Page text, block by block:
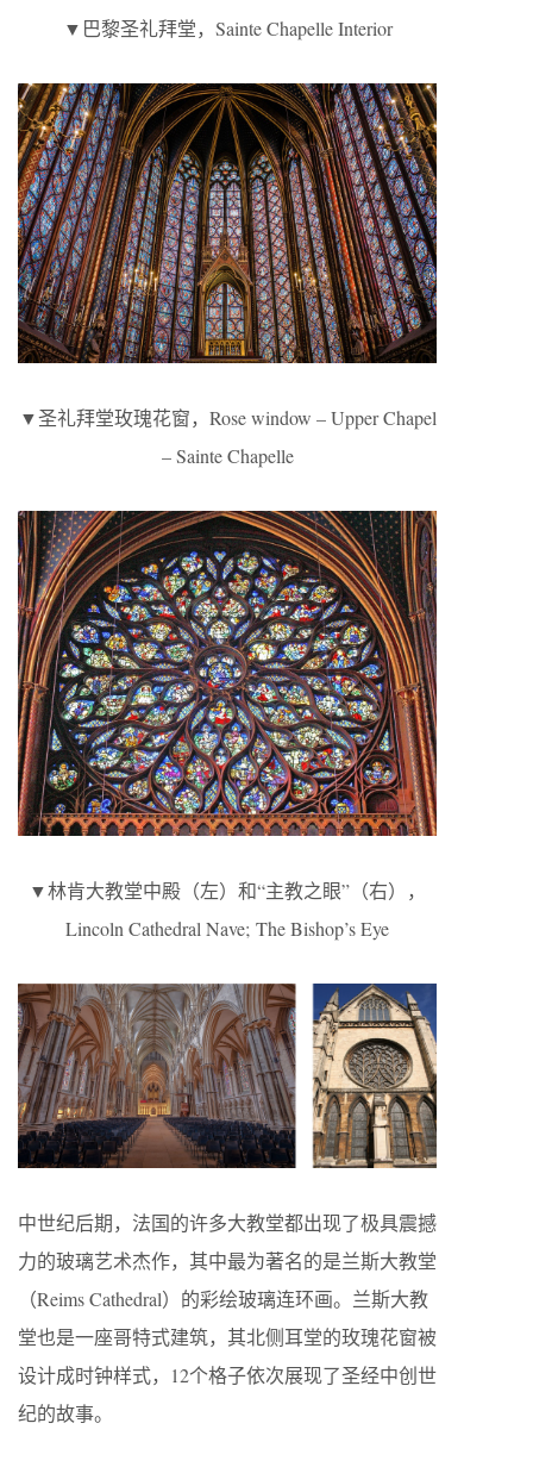
▼巴黎圣礼拜堂，Sainte Chapelle Interior
▼圣礼拜堂玫瑰花窗，Rose window – Upper Chapel
– Sainte Chapelle
▼林肯大教堂中殿（左）和“主教之眼”（右），
Lincoln Cathedral Nave; The Bishop’s Eye
中世纪后期，法国的许多大教堂都出现了极具震撼
力的玻璃艺术杰作，其中最为著名的是兰斯大教堂
（Reims Cathedral）的彩绘玻璃连环画。兰斯大教
堂也是一座哥特式建筑，其北侧耳堂的玫瑰花窗被
设计成时钟样式，12个格子依次展现了圣经中创世
纪的故事。